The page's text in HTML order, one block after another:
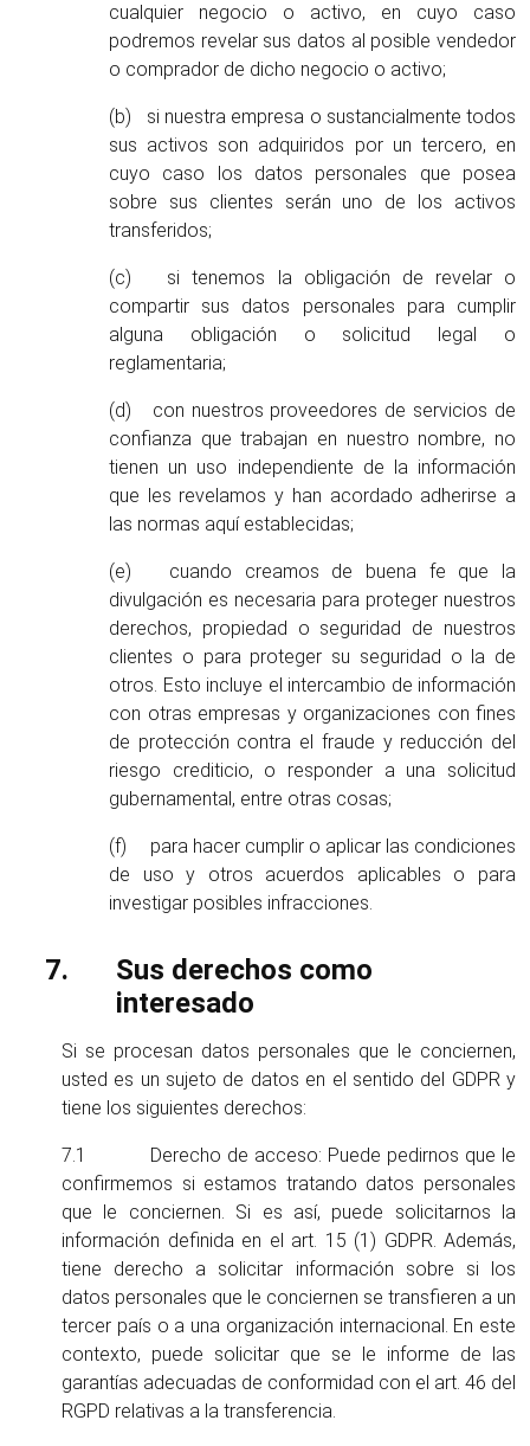
cualquier negocio o activo, en cuyo caso
podremos revelar sus datos al posible vendedor
o comprador de dicho negocio o activo;
(b) si nuestra empresa o sustancialmente todos
sus activos son adquiridos por un tercero, en
cuyo caso los datos personales que posea
sobre sus clientes serán uno de los activos
transferidos;
(c) si tenemos la obligación de revelar o
compartir sus datos personales para cumplir
alguna obligación o solicitud legal o
reglamentaria;
(d) con nuestros proveedores de servicios de
confianza que trabajan en nuestro nombre, no
tienen un uso independiente de la información
que les revelamos y han acordado adherirse a
las normas aquí establecidas;
(e) cuando creamos de buena fe que la
divulgación es necesaria para proteger nuestros
derechos, propiedad o seguridad de nuestros
clientes o para proteger su seguridad o la de
otros. Esto incluye el intercambio de información
con otras empresas y organizaciones con fines
de protección contra el fraude y reducción del
riesgo crediticio, o responder a una solicitud
gubernamental, entre otras cosas;
(f) para hacer cumplir o aplicar las condiciones
de uso y otros acuerdos aplicables o para
investigar posibles infracciones.
Sus derechos como
interesado
Si se procesan datos personales que le conciernen,
usted es un sujeto de datos en el sentido del GDPR y
tiene los siguientes derechos:
7.1 Derecho de acceso: Puede pedirnos que le
confirmemos si estamos tratando datos personales
que le conciernen. Si es así, puede solicitarnos la
información definida en el art. 15 (1) GDPR. Además,
tiene derecho a solicitar información sobre si los
datos personales que le conciernen se transfieren a un
tercer país o a una organización internacional. En este
contexto, puede solicitar que se le informe de las
garantías adecuadas de conformidad con el art. 46 del
RGPD relativas a la transferencia.